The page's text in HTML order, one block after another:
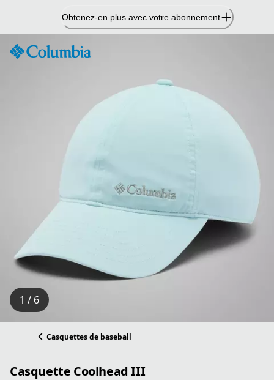
contenu
Obtenez-en plus avec votre abonnement
1 / 6
Casquettes de baseball
Casquette Coolhead III